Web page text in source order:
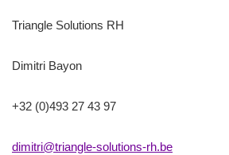
Triangle Solutions RH
Dimitri Bayon
+32 (0)493 27 43 97
dimitri@triangle-solutions-rh.be